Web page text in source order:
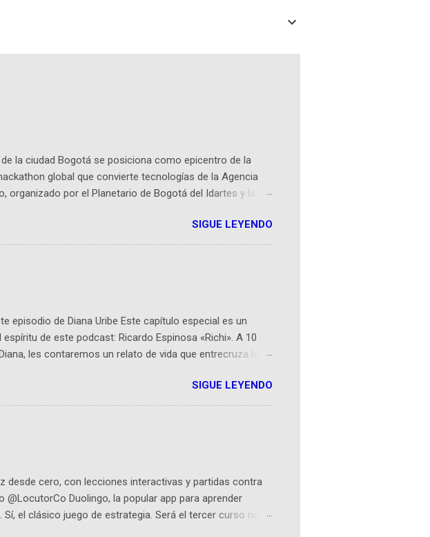
la ciudad Bogotá se posiciona como epicentro de la
global que convierte tecnologías de la Agencia
organizado por el Planetario de Bogotá del Idartes y la
ActInSpace es una competencia mundial que opera en
basadas en tecnologías espaciales como satélites y
10:00 a. m. en el Planetario (calle 26B #5-93), in...
SIGUE LEYENDO
episodio de Diana Uribe Este capítulo especial es un
de este podcast: Ricardo Espinosa «Richi». A 10
les contaremos un relato de vida que entrecruza la
que encarna una joven librera de Barichara y de
parecía sacado directamente de una novela de espías
las novelas y los libros reunidos por Richi hoy se
en nuestras Redes Sociales! Facebook:
SIGUE LEYENDO
desde cero, con lecciones interactivas y partidas contra
@LocutorCo Duolingo, la popular app para aprender
el clásico juego de estrategia. Será el tercer curso no